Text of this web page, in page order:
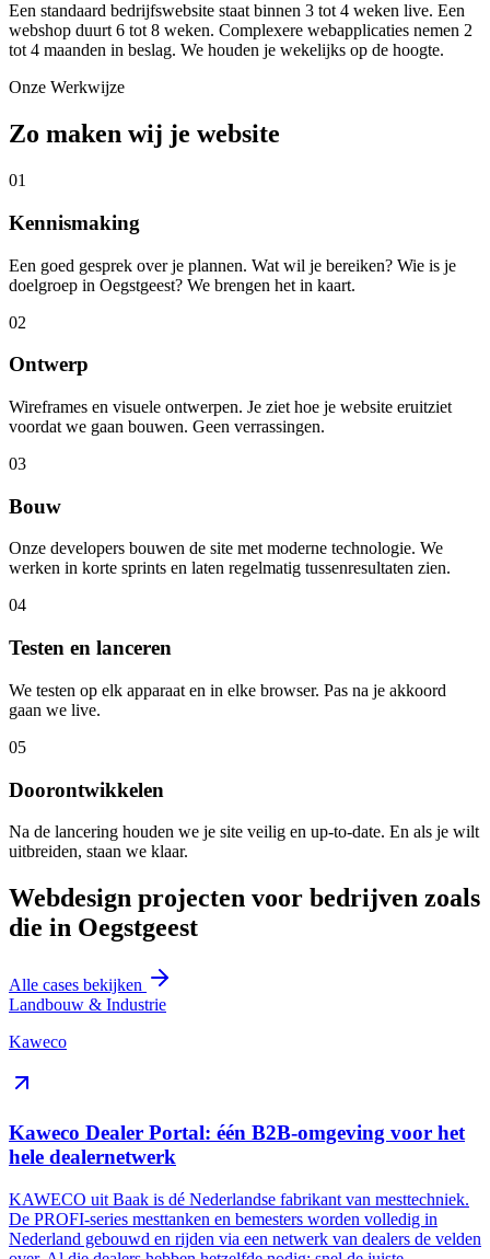
Een standaard bedrijfswebsite staat binnen 3 tot 4 weken live. Een
webshop duurt 6 tot 8 weken. Complexere webapplicaties nemen 2
tot 4 maanden in beslag. We houden je wekelijks op de hoogte.
Onze Werkwijze
Zo maken wij je website
01
Kennismaking
Een goed gesprek over je plannen. Wat wil je bereiken? Wie is je
doelgroep in Oegstgeest? We brengen het in kaart.
02
Ontwerp
Wireframes en visuele ontwerpen. Je ziet hoe je website eruitziet
voordat we gaan bouwen. Geen verrassingen.
03
Bouw
Onze developers bouwen de site met moderne technologie. We
werken in korte sprints en laten regelmatig tussenresultaten zien.
04
Testen en lanceren
We testen op elk apparaat en in elke browser. Pas na je akkoord
gaan we live.
05
Doorontwikkelen
Na de lancering houden we je site veilig en up-to-date. En als je wilt
uitbreiden, staan we klaar.
Webdesign projecten voor bedrijven zoals
die in Oegstgeest
Alle cases bekijken
Landbouw & Industrie
Kaweco
Kaweco Dealer Portal: één B2B-omgeving voor het
hele dealernetwerk
KAWECO uit Baak is dé Nederlandse fabrikant van mesttechniek.
De PROFI-series mesttanken en bemesters worden volledig in
Nederland gebouwd en rijden via een netwerk van dealers de velden